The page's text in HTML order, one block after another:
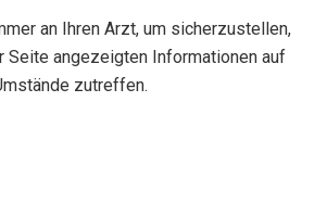
an Ihren Arzt, um sicherzustellen,
angezeigten Informationen auf
zutreffen.